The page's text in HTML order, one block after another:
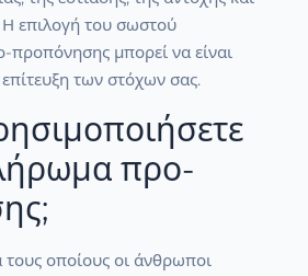
Η επιλογή του σωστού
μπορεί να είναι
των στόχων σας.
προ-
τους οποίους οι άνθρωποι